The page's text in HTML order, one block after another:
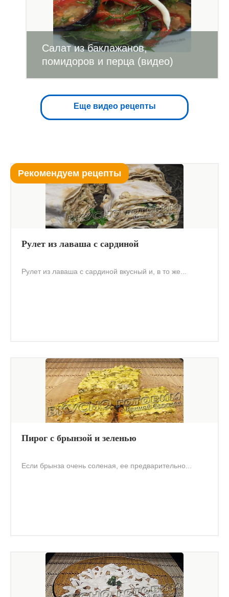
Салат из баклажанов,
помидоров и перца (видео)
Еще видео рецепты
Рекомендуем рецепты
Рулет из лаваша с сардиной
Рулет из лаваша с сардиной вкусный и, в то же...
Пирог с брынзой и зеленью
Если брынза очень соленая, ее предварительно...